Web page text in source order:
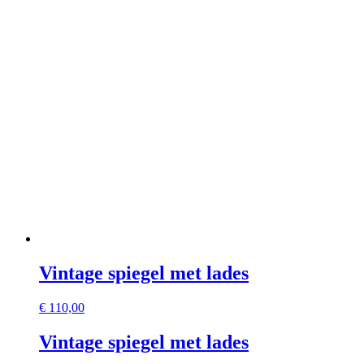
Vintage spiegel met lades
€ 110,00
Vintage spiegel met lades